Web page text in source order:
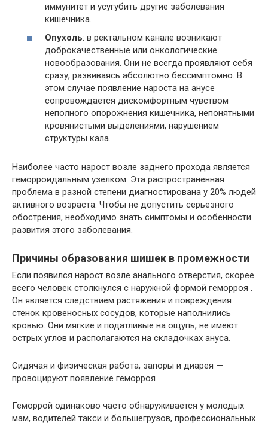
иммунитет и усугубить другие заболевания
кишечника.
Опухоль: в ректальном канале возникают
доброкачественные или онкологические
новообразования. Они не всегда проявляют себя
сразу, развиваясь абсолютно бессимптомно. В
этом случае появление нароста на анусе
сопровождается дискомфортным чувством
неполного опорожнения кишечника, непонятными
кровянистыми выделениями, нарушением
структуры кала.
Наиболее часто нарост возле заднего прохода является
геморроидальным узелком. Эта распространенная
проблема в разной степени диагностирована у 20% людей
активного возраста. Чтобы не допустить серьезного
обострения, необходимо знать симптомы и особенности
развития этого заболевания.
Причины образования шишек в промежности
Если появился нарост возле анального отверстия, скорее
всего человек столкнулся с наружной формой геморроя .
Он является следствием растяжения и повреждения
стенок кровеносных сосудов, которые наполнились
кровью. Они мягкие и податливые на ощупь, не имеют
острых углов и располагаются на складочках ануса.
Сидячая и физическая работа, запоры и диарея —
провоцируют появление геморроя
Геморрой одинаково часто обнаруживается у молодых
мам, водителей такси и большегрузов, профессиональных